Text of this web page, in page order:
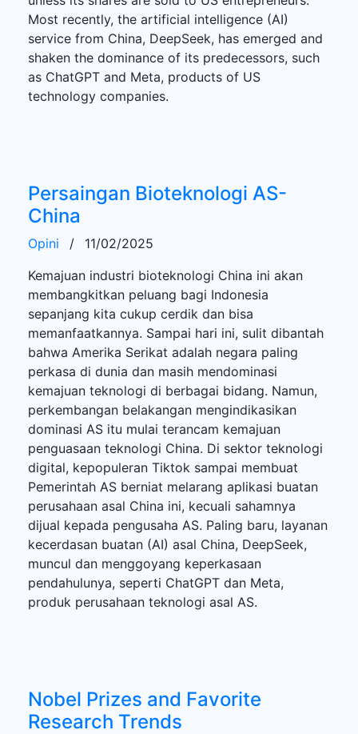
Most recently, the artificial intelligence (AI)
service from China, DeepSeek, has emerged and
shaken the dominance of its predecessors, such
as ChatGPT and Meta, products of US
technology companies.
Persaingan Bioteknologi AS-
China
Opini /
11/02/2025
Kemajuan industri bioteknologi China ini akan
membangkitkan peluang bagi Indonesia
sepanjang kita cukup cerdik dan bisa
memanfaatkannya. Sampai hari ini, sulit dibantah
bahwa Amerika Serikat adalah negara paling
perkasa di dunia dan masih mendominasi
kemajuan teknologi di berbagai bidang. Namun,
perkembangan belakangan mengindikasikan
dominasi AS itu mulai terancam kemajuan
penguasaan teknologi China. Di sektor teknologi
digital, kepopuleran Tiktok sampai membuat
Pemerintah AS berniat melarang aplikasi buatan
perusahaan asal China ini, kecuali sahamnya
dijual kepada pengusaha AS. Paling baru, layanan
kecerdasan buatan (AI) asal China, DeepSeek,
muncul dan menggoyang keperkasaan
pendahulunya, seperti ChatGPT dan Meta,
produk perusahaan teknologi asal AS.
Nobel Prizes and Favorite
Research Trends